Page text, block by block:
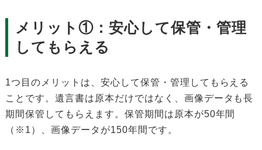
メリット①：安心して保管・管理
してもらえる
1つ目のメリットは、安心して保管・管理してもらえる
ことです。遺言書は原本だけではなく、画像データも長
期間保管してもらえます。保管期間は原本が50年間
（※1）、画像データが150年間です。